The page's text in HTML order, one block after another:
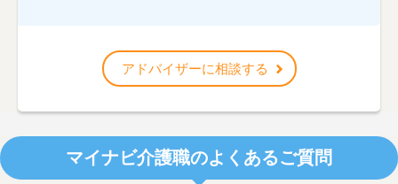
アドバイザーに相談する
マイナビ介護職のよくあるご質問